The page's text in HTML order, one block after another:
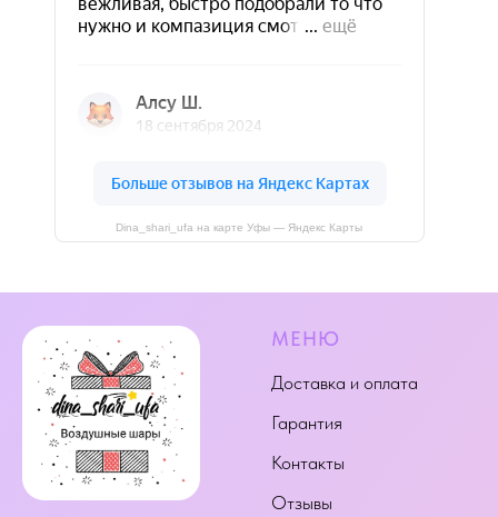
Dina_shari_ufa на карте Уфы — Яндекс Карты
МЕНЮ
Доставка и оплата
Гарантия
Контакты
Отзывы